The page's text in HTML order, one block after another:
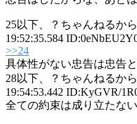
25以下、？ちゃんねるか
19:52:35.584
>>24
具体性がない忠告は忠告
28以下、？ちゃんねるか
19:54:53.442 ID:KyGVR/
全ての約束は成り立たな